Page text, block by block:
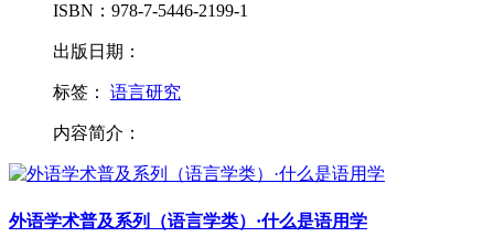
ISBN：978-7-5446-2199-1
出版日期：
标签： 语言研究
内容简介：
外语学术普及系列（语言学类）·什么是语用学